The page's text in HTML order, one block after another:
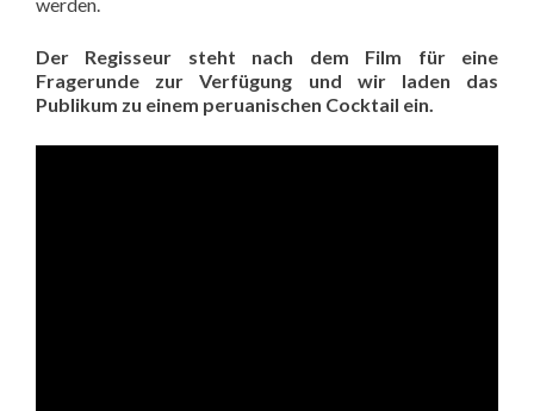
Der Regisseur steht nach dem Film für eine
Fragerunde zur Verfügung und wir laden das
Publikum zu einem peruanischen Cocktail ein.